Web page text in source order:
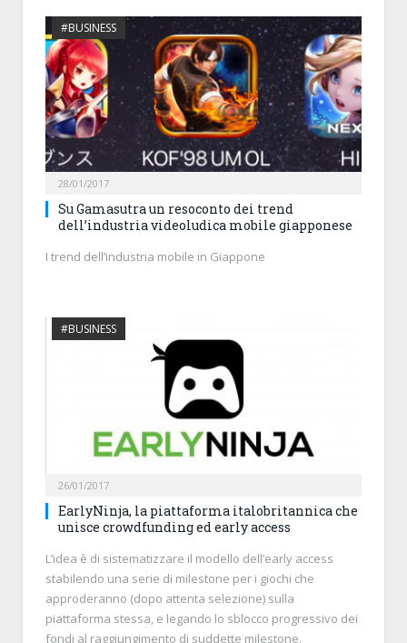
#BUSINESS
28/01/2017
Su Gamasutra un resoconto dei trend
dell’industria videoludica mobile giapponese
I trend dell’industria mobile in Giappone
#BUSINESS
26/01/2017
EarlyNinja, la piattaforma italobritannica che
unisce crowdfunding ed early access
L’idea è di sistematizzare il modello dell’early access
stabilendo una serie di milestone per i giochi che
approderanno (dopo attenta selezione) sulla
piattaforma stessa, e legando lo sblocco progressivo dei
fondi al raggiungimento di suddette milestone.